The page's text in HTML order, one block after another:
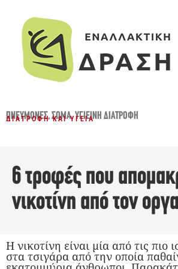
ΠΝΕΎΜΟΝΕΣ,ΣΏΜΑ,ΥΓΙΕΙΝΉ ΔΙΑΤΡΟΦΉ
ΔΙΑΤΡΟΦΉ ΚΑΙ ΥΓΕΊΑ
6 τροφές που
νικοτίνη από τον
Η νικοτίνη είναι μία από τις πιο
στα τσιγάρα από την οποία